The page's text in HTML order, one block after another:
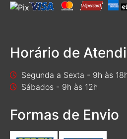
Horário de
Segunda a Sexta - 9h às
Sábados - 9h às 12h
Formas de Envio